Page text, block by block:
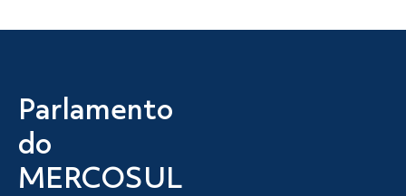
Parlamento
do
MERCOSUL